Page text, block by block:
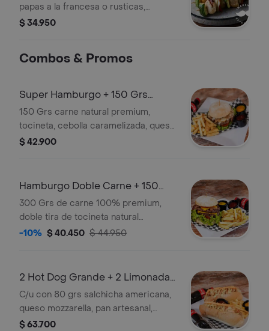
papas a la francesa o rusticas,
ensalada de la casa y arepa con
$ 34.950
Combos & Promos
Super Hamburgo + 150 Grs
Papas a la Francesa
150 Grs carne natural premium,
tocineta, cebolla caramelizada, queso
americano, pan artesanal, lechuga,
$ 42.900
Hamburgo Doble Carne + 150
Grs Papas a la Francesa
300 Grs de carne 100% premium,
doble tira de tocineta natural
ahumada, queso americano, pan
-10% $ 40.450 $ 44.950
2 Hot Dog Grande + 2 Limonada
Frappe 12O
C/u con 80 grs salchicha americana,
queso mozzarella, pan artesanal,
ensalada de repollo y zanahoria,
$ 63.700